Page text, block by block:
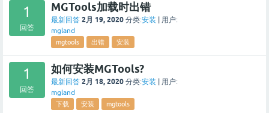
1
回答
MGTools加载时出错
最新回答 2月 19, 2020 分类:安装
用户:
mgland
mgtools 出错 安装
1
回答
如何安装MGTools?
最新回答 2月 18, 2020 分类:安装
用户:
mgland
下载 安装 mgtools